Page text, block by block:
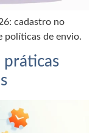
cadastro no
políticas de envio.
práticas